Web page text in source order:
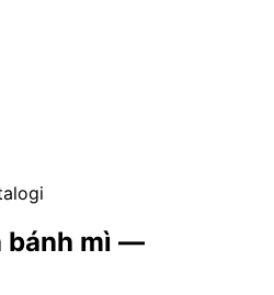
bánh mì —